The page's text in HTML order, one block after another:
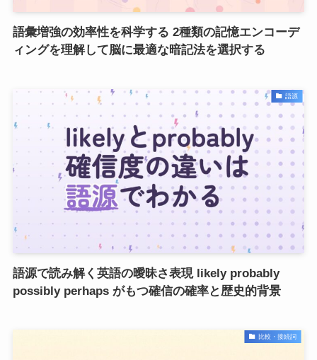
語彙増強の効率性を科学する 2種類の記憶エンコーデ
ィングを理解して脳に最適な暗記法を選択する
語源
語源で読み解く英語の曖昧さ表現 likely probably
possibly perhaps がもつ確信の確率と歴史的背景
比較・接続詞